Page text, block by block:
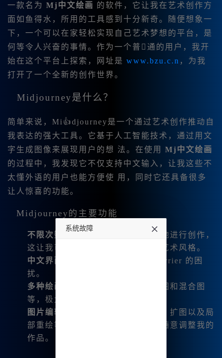
一款名为 Mj中文绘画 的软件，它让我在艺术创作方
面如鱼得水，所用的工具感到十分新奇。随便想象一
下，一个可以在家轻松实现自己艺术梦想的平台，是
何等令人兴奋的事情。作为一个普通的用户，我开
始在这个平台上探索，网址是 www.bzu.c.n ，为我
打开了一个全新的创作世界。
Midjourney是什么？
简单来说，Mi👍djourney是一个通过艺术创作推动自
我表达的强大工具。它基于人工智能技术，通过用文
字生成图像来展现用户的想 法。在使用 Mj中文绘画
的过程中，我发现它不仅支持中文输入，让我这些不
太懂外语的用户也能方便使 用，同时它还具备很多
让人惊喜的功能。
Midjourney的主要功能
不限次数永久使用
：我可以无限制地进行创作，
这让我可以毫无顾虑地尝试不同的艺术风格。
中文界面
：日常创业不再受语言 barrier 的困
扰。
多种绘画模式
：包括文生图、图生图和混合图
等，极大丰富了我的创作手段。
图片编辑功能
：微调、变幻、平移、扩图以及局
部重绘等功能，让我能够根据需要随意调整我的
作品。
系统故障